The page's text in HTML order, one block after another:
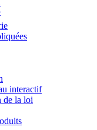
interactif
de la loi